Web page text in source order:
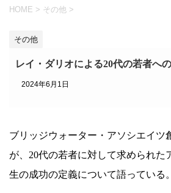
HOME > その他 >
その他
レイ・ダリオによる20代の若者へ
2024年6月1日
ブリッジウォーター・アソシエイツ
が、20代の若者に対して求められた
生の成功の定義について語っている。